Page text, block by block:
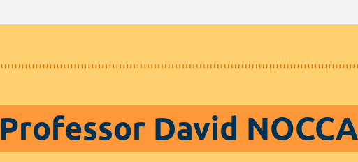
Professor David NOCCA